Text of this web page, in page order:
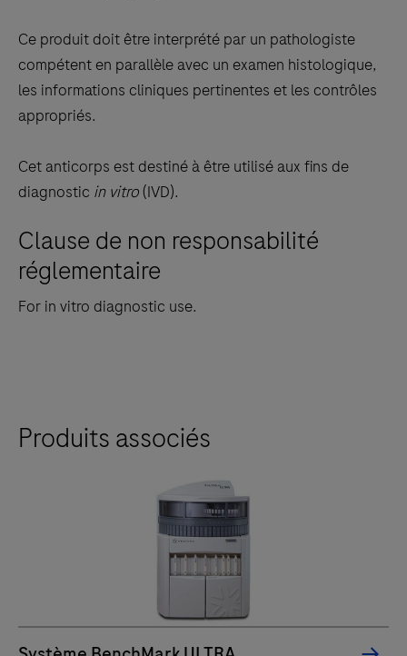
Ce produit doit être interprété par un pathologiste
compétent en parallèle avec un examen histologique,
les informations cliniques pertinentes et les contrôles
appropriés.
Cet anticorps est destiné à être utilisé aux fins de
diagnostic in vitro(IVD).
Clause de non responsabilité
réglementaire
For in vitro diagnostic use.
Produits associés